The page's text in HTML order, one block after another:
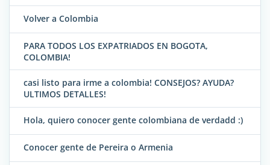
Volver a Colombia
PARA TODOS LOS EXPATRIADOS EN BOGOTA,
COLOMBIA!
casi listo para irme a colombia! CONSEJOS? AYUDA?
ULTIMOS DETALLES!
Hola, quiero conocer gente colombiana de verdadd :)
Conocer gente de Pereira o Armenia